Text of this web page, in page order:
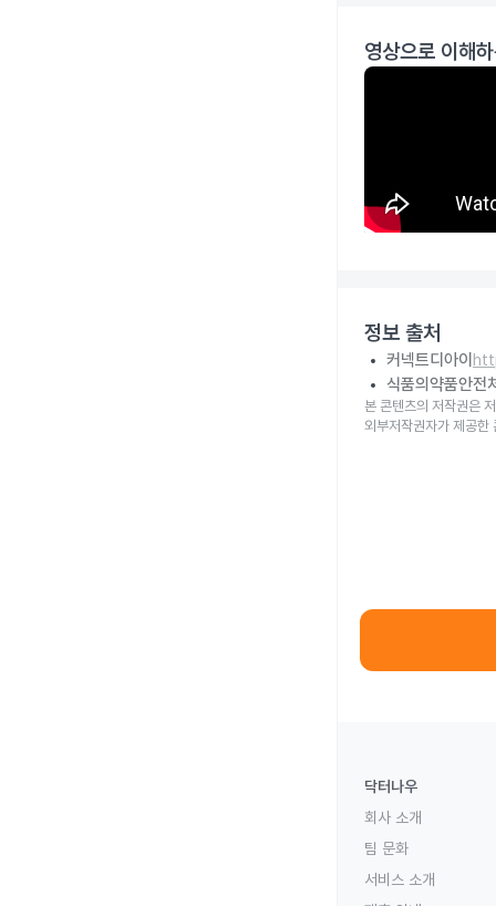
영상으로 이해
정보 출처
커넥트디아이
식품의약품안전
본 콘텐츠의 저작권은
외부저작권자가 제공한
닥터나우
회사 소개
팀 문화
서비스 소개